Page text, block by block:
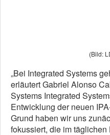
(Bild:
„Bei Integrated Systems
erläutert Gabriel Alonso
Systems Integrated
Entwicklung der neuen
Grund haben wir uns
fokussiert, die im